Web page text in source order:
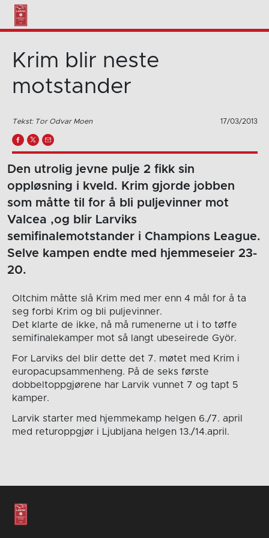
Krim blir neste
motstander
Tekst: Tor Odvar Moen 17/03/2013
Den utrolig jevne pulje 2 fikk sin
oppløsning i kveld. Krim gjorde jobben
som måtte til for å bli puljevinner mot
Valcea ,og blir Larviks
semifinalemotstander i Champions League.
Selve kampen endte med hjemmeseier 23-
20.
Oltchim måtte slå Krim med mer enn 4 mål for å ta
seg forbi Krim og bli puljevinner.
Det klarte de ikke, nå må rumenerne ut i to tøffe
semifinalekamper mot så langt ubeseirede Györ.
For Larviks del blir dette det 7. møtet med Krim i
europacupsammenheng. På de seks første
dobbeltoppgjørene har Larvik vunnet 7 og tapt 5
kamper.
Larvik starter med hjemmekamp helgen 6./7. april
med returoppgjør i Ljubljana helgen 13./14.april.